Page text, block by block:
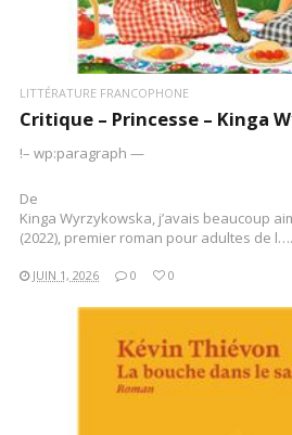
LITTÉRATURE FRANCOPHONE
Critique – Princesse – Kinga
!– wp:paragraph —
De
Kinga Wyrzykowska, j’avais beaucoup
(2022), premier roman pour adultes de
JUIN 1, 2026 0 0